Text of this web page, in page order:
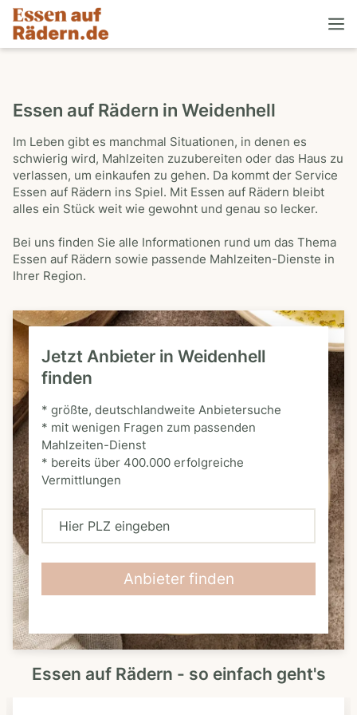
Essen auf Rädern in Weidenhell
Im Leben gibt es manchmal Situationen, in denen es
schwierig wird, Mahlzeiten zuzubereiten oder das Haus zu
verlassen, um einkaufen zu gehen. Da kommt der Service
Essen auf Rädern ins Spiel. Mit Essen auf Rädern bleibt
alles ein Stück weit wie gewohnt und genau so lecker.
Bei uns finden Sie alle Informationen rund um das Thema
Essen auf Rädern sowie passende Mahlzeiten-Dienste in
Ihrer Region.
Jetzt Anbieter in Weidenhell
finden
* größte, deutschlandweite Anbietersuche
* mit wenigen Fragen zum passenden
Mahlzeiten-Dienst
* bereits über 400.000 erfolgreiche
Vermittlungen
H
L
Z
Anbieter finden
Essen auf Rädern - so einfach geht's